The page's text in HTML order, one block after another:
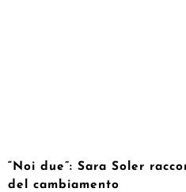
“Noi due”: Sara Soler
del cambiamento